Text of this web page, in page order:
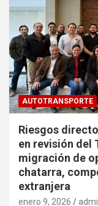
AUTOTRANSPORTE
Riesgos
en revisión del
migración de
chatarra,
extranjera
enero 9, 2026